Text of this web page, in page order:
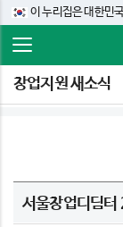
이 누리집은 대한민
창업지원 새소식
서울창업디딤터